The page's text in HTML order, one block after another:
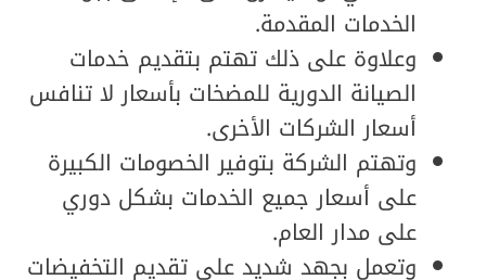
الخدمات المقدمة.
وعلاوة على ذلك تهتم بتقديم خدمات
الصيانة الدورية للمضخات بأسعار لا تنافس
أسعار الشركات الأخرى.
وتهتم الشركة بتوفير الخصومات الكبيرة
على أسعار جميع الخدمات بشكل دوري
على مدار العام.
وتعمل بجهد شديد على تقديم التخفيضات